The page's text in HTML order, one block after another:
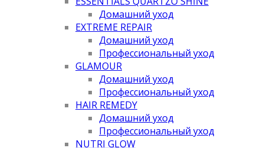
Домашний уход
EXTREME REPAIR
Домашний уход
Профессиональный уход
GLAMOUR
Домашний уход
Профессиональный уход
HAIR REMEDY
Домашний уход
Профессиональный уход
NUTRI GLOW